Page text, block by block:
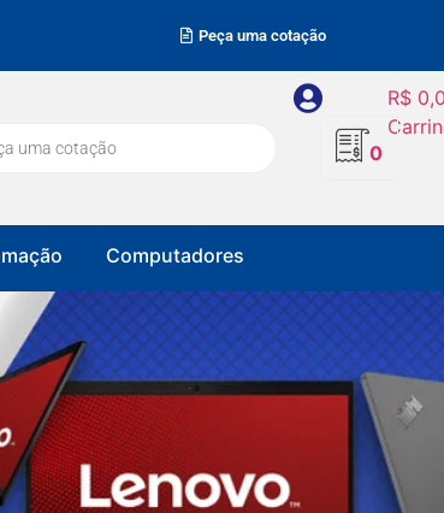
Peça uma cotação
0
R$
Computadores